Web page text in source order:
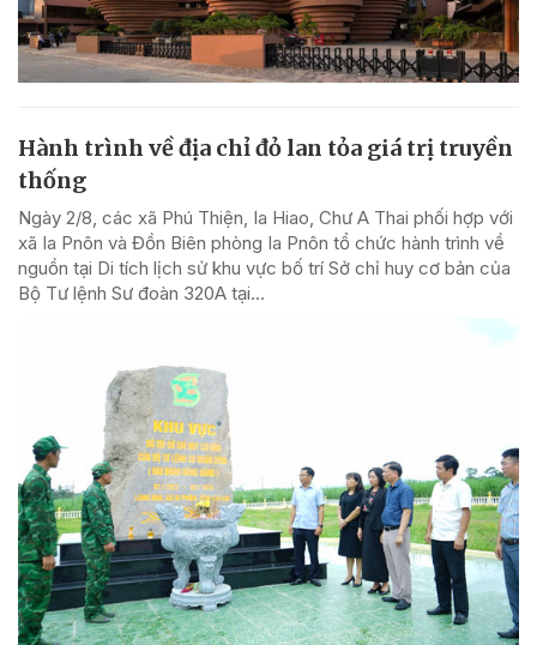
Hành trình về địa chỉ đỏ lan tỏa giá trị truyền
thống
Ngày 2/8, các xã Phú Thiện, Ia Hiao, Chư A Thai phối hợp với
xã Ia Pnôn và Đồn Biên phòng Ia Pnôn tổ chức hành trình về
nguồn tại Di tích lịch sử khu vực bố trí Sở chỉ huy cơ bản của
Bộ Tư lệnh Sư đoàn 320A tại...